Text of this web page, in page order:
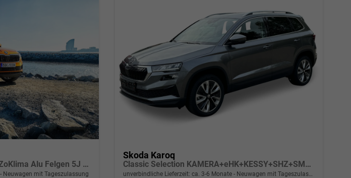
Selection 1,0 TSI Selction 2ZoKlima Alu Felgen 5J Garantie Sitzheizung LED Scheinwerfer Tempomat
Neuwagen mit Tageszulassung
Skoda Karoq
Classic Selection KAMERA+eHK+KESSY+SHZ+SMARTLINK+LED+16" ALU
unverbindliche Lieferzeit: ca. 3-6 Monate Neuwagen mit Tageszulassung